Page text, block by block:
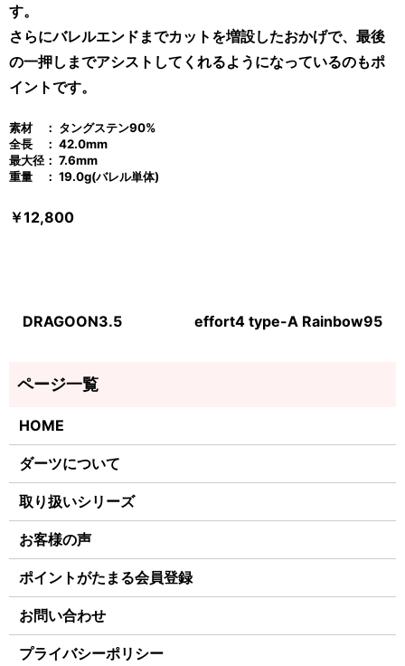
す。
さらにバレルエンドまでカットを増設したおかげで、最後
の一押しまでアシストしてくれるようになっているのもポ
イントです。
素材 ： タングステン90%
全長 ： 42.0mm
最大径： 7.6mm
重量 ： 19.0g(バレル単体)
￥12,800
DRAGOON3.5 effort4 type-A Rainbow95
HOME
ダーツについて
取り扱いシリーズ
お客様の声
ポイントがたまる会員登録
お問い合わせ
プライバシーポリシー